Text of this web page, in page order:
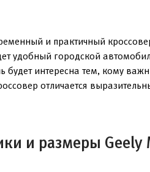
и практичный
удобный городской
будет интересна тем, кому
отличается
и размеры Geely